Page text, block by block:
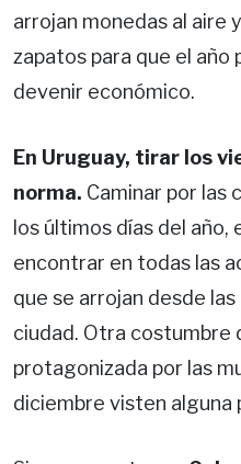
arrojan monedas al aire
zapatos para que el
devenir económico.
En Uruguay, tirar los
norma. Caminar por las
los últimos días del año,
encontrar en todas las
que se arrojan desde
ciudad. Otra costumbre
protagonizada por las
diciembre visten alguna